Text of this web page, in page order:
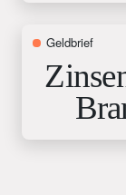
Geldbrief